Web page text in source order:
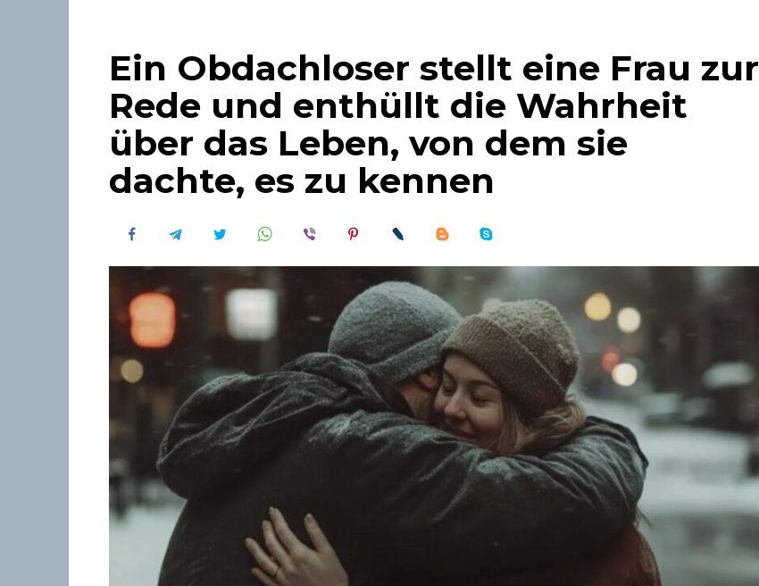
Ein Obdachloser stellt eine Frau zur
Rede und enthüllt die Wahrheit
über das Leben, von dem sie
dachte, es zu kennen